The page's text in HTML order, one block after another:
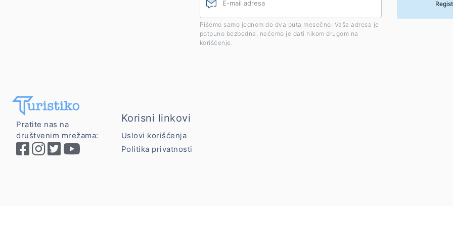
Pišemo samo jednom do dva puta mesečno. Vaša adresa je
potpuno bezbedna, nećemo je dati nikom drugom na
korišćenje.
Pratite nas na
društvenim mrežama:
Korisni linkovi
Uslovi korišćenja
Politika privatnosti